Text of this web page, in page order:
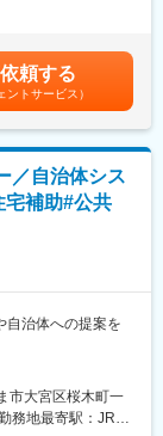
）
業をなくし、業務
SAP S/4HANA
コンサルタント向
。経験豊富な先
のサポートしま
ルタントのリーダ
に参加頂き、導
の道に進んで頂き
賃金はあくまでも
性があります。月
頼する
ントサービス）
／自治体シス
宅補助#公共
自治体への提案を
ションも活発です
の異動など柔軟に
市大宮区桜木町一
務地最寄駅：JR線